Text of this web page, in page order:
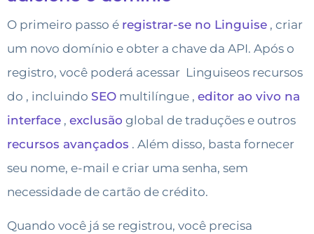
O primeiro passo é registrar-se no Linguise , criar
um novo domínio e obter a chave da API. Após o
registro, você poderá acessar Linguiseos recursos
do , incluindo SEO multilíngue , editor ao vivo na
interface , exclusão global de traduções e outros
recursos avançados . Além disso, basta fornecer
seu nome, e-mail e criar uma senha, sem
necessidade de cartão de crédito.
Quando você já se registrou, você precisa